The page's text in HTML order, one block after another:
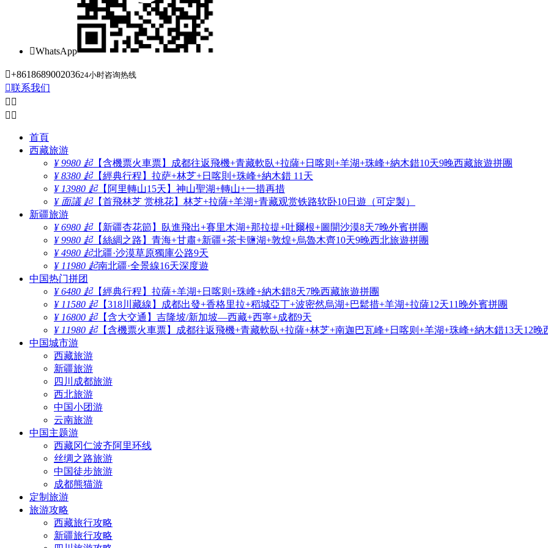
WhatsApp
+861868900203624小时咨询热线
联系我们
 
 
首頁
西藏旅游
¥ 9980 起【含機票火車票】成都往返飛機+青藏軟臥+拉薩+日喀则+羊湖+珠峰+納木錯10天9晚西藏旅遊拼團
¥ 8380 起【經典行程】拉萨+林芝+日喀則+珠峰+納木錯 11天
¥ 13980 起【阿里轉山15天】神山聖湖+轉山+一措再措
¥ 面議 起【首飛林芝 赏桃花】林芝+拉薩+羊湖+青藏观赏铁路软卧10日遊（可定製）
新疆旅游
¥ 6980 起【新疆杏花節】臥進飛出+賽里木湖+那拉提+吐爾根+圖開沙漠8天7晚外賓拼團
¥ 9980 起【絲綢之路】青海+甘肅+新疆+茶卡鹽湖+敦煌+烏魯木齊10天9晚西北旅遊拼團
¥ 4980 起北疆·沙漠草原獨庫公路9天
¥ 11980 起南北疆·全景線16天深度遊
中国热门拼团
¥ 6480 起【經典行程】拉薩+羊湖+日喀则+珠峰+納木錯8天7晚西藏旅遊拼團
¥ 11580 起【318川藏線】成都出發+香格里拉+稻城亞丁+波密然烏湖+巴鬆措+羊湖+拉薩12天11晚外賓拼團
¥ 16800 起【含大交通】吉隆坡/新加坡—西藏+西寧+成都9天
¥ 11980 起【含機票火車票】成都往返飛機+青藏軟臥+拉薩+林芝+南迦巴瓦峰+日喀则+羊湖+珠峰+納木錯13天12晚
中国城市游
西藏旅游
新疆旅游
四川成都旅游
西北旅游
中国小团游
云南旅游
中国主题游
西藏冈仁波齐阿里环线
丝绸之路旅游
中国徒步旅游
成都熊猫游
定制旅游
旅游攻略
西藏旅行攻略
新疆旅行攻略